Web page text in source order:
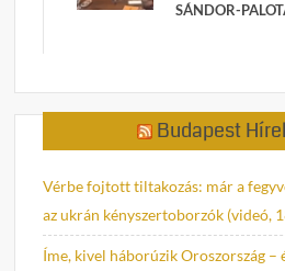
SÁNDOR-
Budapest
Vérbe fojtott tiltakozás: már a
az ukrán kényszertoborzók (videó,
Íme, kivel háborúzik Oroszország –